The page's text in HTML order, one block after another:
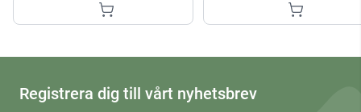
Registrera dig till vårt nyhetsbrev